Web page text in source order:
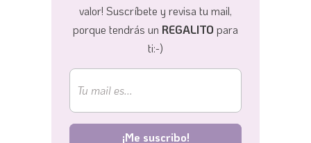
valor! Suscríbete y revisa tu mail,
porque tendrás un REGALITO para
ti:-)